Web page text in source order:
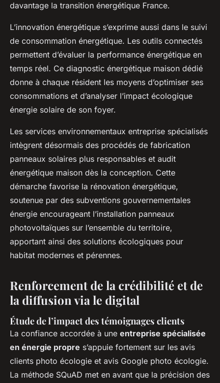
davantage la transition énergétique France.
L’innovation énergétique s’exprime aussi dans le suivi
de consommation énergétique. Les outils connectés
permettent d’évaluer la performance énergétique en
temps réel. Ce diagnostic énergétique maison dédié
donne à chaque résident les moyens d’optimiser ses
consommations et d’analyser l’impact écologique
énergie solaire de son foyer.
Les services environnementaux entreprise spécialisés
intègrent désormais des procédés de fabrication
panneaux solaires plus responsables et audit
énergétique maison dès la conception. Cette
démarche favorise la rénovation énergétique,
soutenue par des subventions gouvernementales
énergie encourageant l’installation panneaux
photovoltaïques sur l’ensemble du territoire,
apportant ainsi des solutions écologiques pour
habitat modernes et pérennes.
Renforcement de la crédibilité et de
la diffusion via le digital
Étude de l’impact des témoignages clients
La confiance accordée à une entreprise spécialisée
en énergie propre s’appuie fortement sur les avis
clients photo écologie et avis Google photo écologie.
La méthode SQuAD met en avant que la précision des